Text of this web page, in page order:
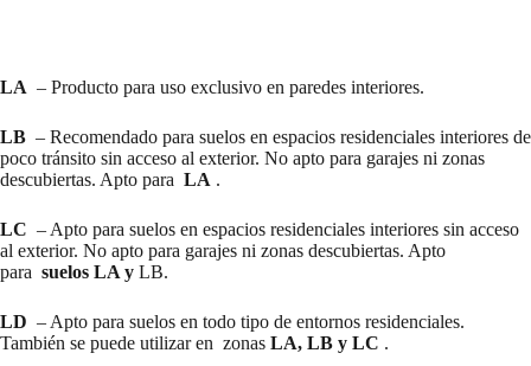
LA – Producto para uso exclusivo en paredes interiores.
LB – Recomendado para suelos en espacios residenciales interiores de
poco tránsito sin acceso al exterior. No apto para garajes ni zonas
descubiertas. Apto para LA .
LC – Apto para suelos en espacios residenciales interiores sin acceso
al exterior. No apto para garajes ni zonas descubiertas. Apto
para suelos LA y LB.
LD – Apto para suelos en todo tipo de entornos residenciales.
También se puede utilizar en zonas LA, LB y LC .